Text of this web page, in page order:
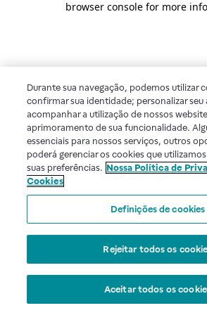
browser console for more
Durante sua navegação, podemos utilizar
confirmar sua identidade; personalizar seu
acompanhar a utilização de nossos
aprimoramento de sua funcionalidade.
essenciais para nossos serviços, outros
poderá gerenciar os cookies que
suas preferências. Nossa Política de
Cookies
Definições de cookies
Rejeitar todos os
Aceitar todos os